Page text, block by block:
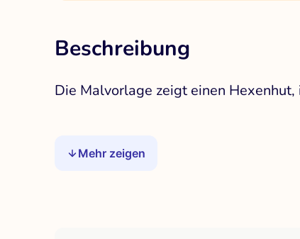
Beschreibung
Die Malvorlage zeigt einen
Mehr zeigen